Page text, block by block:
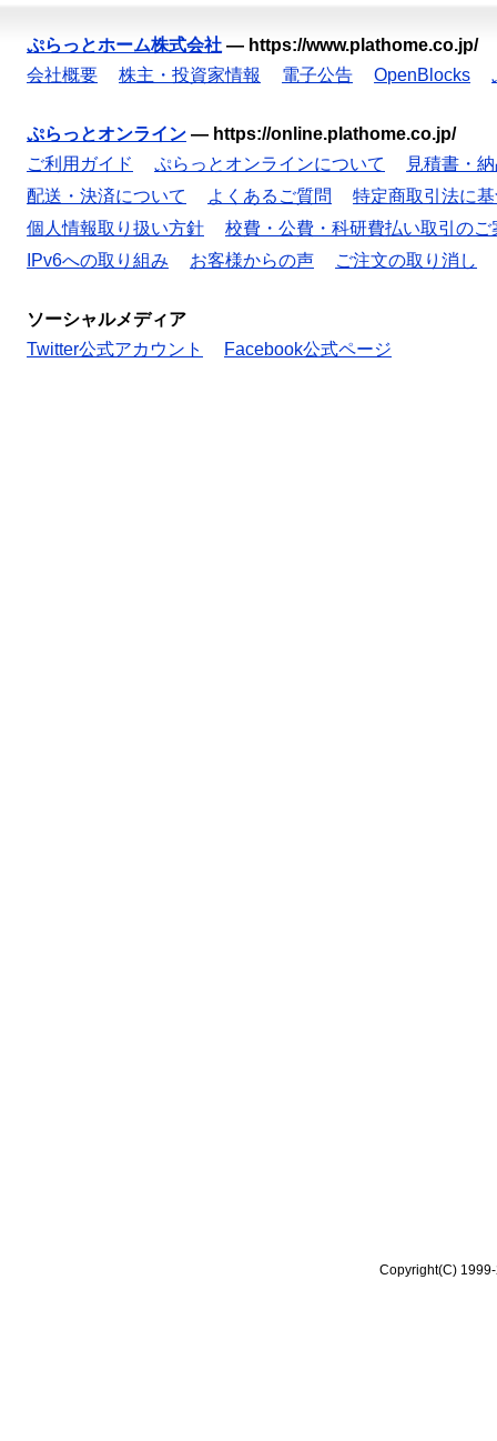
ぷらっとホーム株式会社 — https://www.plathome.co.jp/
会社概要
株主・投資家情報 電子公告 OpenBlocks
ぷらっとオンライン — https://online.plathome.co.jp/
ご利用ガイド
ぷらっとオンラインについて
見積書・
配送・決済について
よくあるご質問
特定商取引法に
個人情報取り扱い方針
校費・公費・科研費払い取引のご
IPv6への取り組み
お客様からの声 ご注文の取り消し
ソーシャルメディア
Twitter公式アカウント
Facebook公式ページ
Copyright(C)